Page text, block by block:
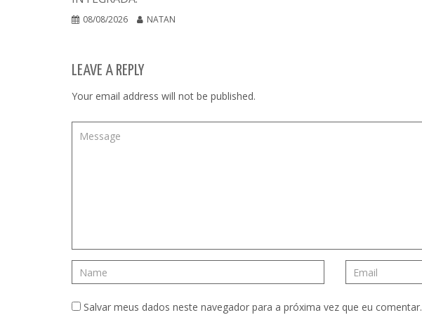
08/08/2026 NATAN
LEAVE A REPLY
Your email address will not be published.
Salvar meus dados neste navegador para a próxima vez que eu comentar.